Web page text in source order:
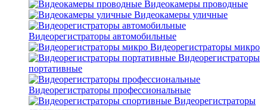
Видеокамеры проводные
Видеокамеры уличные
Видеорегистраторы автомобильные
Видеорегистраторы микро
Видеорегистраторы
портативные
Видеорегистраторы профессиональные
Видеорегистраторы